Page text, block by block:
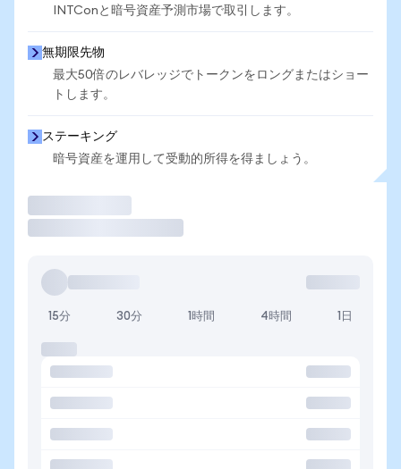
INTConと暗号資産予測市場で取引します。
無期限先物
最大50倍のレバレッジでトークンをロングまたはショー
トします。
ステーキング
暗号資産を運用して受動的所得を得ましょう。
15分 30分 1時間 4時間 1日